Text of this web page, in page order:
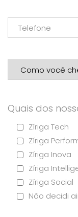
Quais dos
Zíriga Tech
Zíriga
Zíriga Inova
Zíriga
Zíriga Social
Não decidi